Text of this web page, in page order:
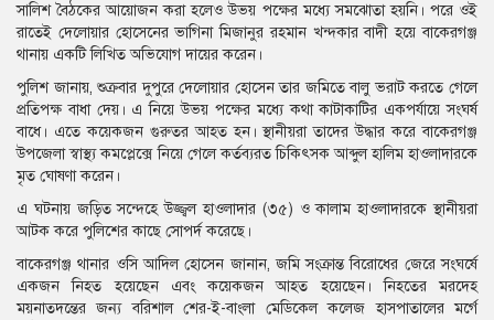
সালিশ বৈঠকের আয়োজন করা হলেও উভয় পক্ষের মধ্যে সমঝোতা হয়নি। পরে ওই
রাতেই দেলোয়ার হোসেনের ভাগিনা মিজানুর রহমান খন্দকার বাদী হয়ে বাকেরগঞ্জ
থানায় একটি লিখিত অভিযোগ দায়ের করেন।
পুলিশ জানায়, শুক্রবার দুপুরে দেলোয়ার হোসেন তার জমিতে বালু ভরাট করতে গেলে
প্রতিপক্ষ বাধা দেয়। এ নিয়ে উভয় পক্ষের মধ্যে কথা কাটাকাটির একপর্যায়ে সংঘর্ষ
বাধে। এতে কয়েকজন গুরুতর আহত হন। স্থানীয়রা তাদের উদ্ধার করে বাকেরগঞ্জ
উপজেলা স্বাস্থ্য কমপ্লেক্সে নিয়ে গেলে কর্তব্যরত চিকিৎসক আব্দুল হালিম হাওলাদারকে
মৃত ঘোষণা করেন।
এ ঘটনায় জড়িত সন্দেহে উজ্জ্বল হাওলাদার (৩৫) ও কালাম হাওলাদারকে স্থানীয়রা
আটক করে পুলিশের কাছে সোপর্দ করেছে।
বাকেরগঞ্জ থানার ওসি আদিল হোসেন জানান, জমি সংক্রান্ত বিরোধের জেরে সংঘর্ষে
একজন নিহত হয়েছেন এবং কয়েকজন আহত হয়েছেন। নিহতের মরদেহ
ময়নাতদন্তের জন্য বরিশাল শের-ই-বাংলা মেডিকেল কলেজ হাসপাতালের মর্গে